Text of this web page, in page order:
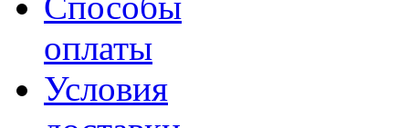
оплаты
Условия